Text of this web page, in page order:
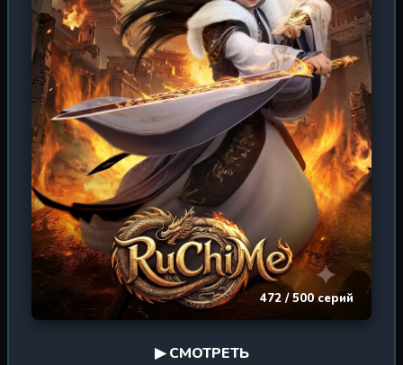
закалится в горниле сражений, а сердце останется
чистым, даже когда тьма попытается поглотить его.
Это дунхуа о том, что даже самый слабый росток
способен пробить камень, если в нём течёт сила
истинной воли. Приготовьтесь к путешествию, где
границы между жизнью и смертью стираются, где
каждый шаг может стать последним, но именно этот
путь ведёт к вершине. Долгожданный аниме-сериал,
основанный на популярной новелле, обещает
погрузить зрителя в насыщенный мир культивации,
боевых искусств и философских размышлений о
природе бытия.
472 / 500 серий
▶ СМОТРЕТЬ